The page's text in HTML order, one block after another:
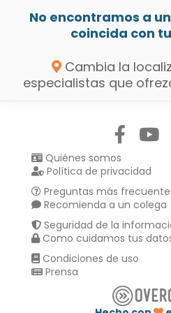
No encontramos a
coincida con
Cambia la
especialistas que
Quiénes somos
Política de privacidad
Preguntas más
Recomienda a un colega
Seguridad de la
Como cuidamos tus
Condiciones de uso
Prensa